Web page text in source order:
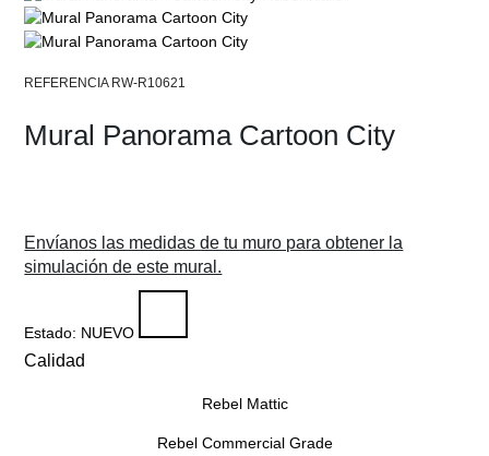
RW-R10621
Mural Panorama Cartoon City
Envíanos las medidas de tu muro para obtener la
simulación de este mural.
Estado: NUEVO
Calidad
Rebel Mattic
Rebel Commercial Grade